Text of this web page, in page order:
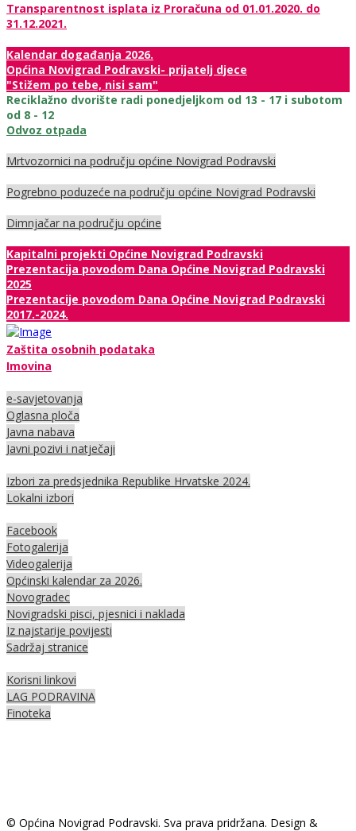
Transparentnost isplata iz Proračuna od 01.01.2020. do
31.12.2021.
Kalendar događanja 2026.
Općina Novigrad Podravski- prijatelj djece
"Stižem po tebe, nisi sam"
Reciklažno dvorište radi ponedjeljkom od 13 - 17 i subotom
od 8 - 12
Odvoz otpada
Mrtvozornici na području općine Novigrad Podravski
Pogrebno poduzeće na području općine Novigrad Podravski
Dimnjačar na području općine
Kapitalni projekti Općine Novigrad Podravski
Prezentacija povodom Dana Općine Novigrad Podravski
2025
Prezentacije povodom Dana Općine Novigrad Podravski
2017.-2024.
Zaštita osobnih podataka
Imovina
e-savjetovanja
Oglasna ploča
Javna nabava
Javni pozivi i natječaji
Izbori za predsjednika Republike Hrvatske 2024.
Lokalni izbori
Facebook
Fotogalerija
Videogalerija
Općinski kalendar za 2026.
Novogradec
Novigradski pisci, pjesnici i naklada
Iz najstarije povijesti
Sadržaj stranice
Korisni linkovi
LAG PODRAVINA
Finoteka
© Općina Novigrad Podravski. Sva prava pridržana. Design &